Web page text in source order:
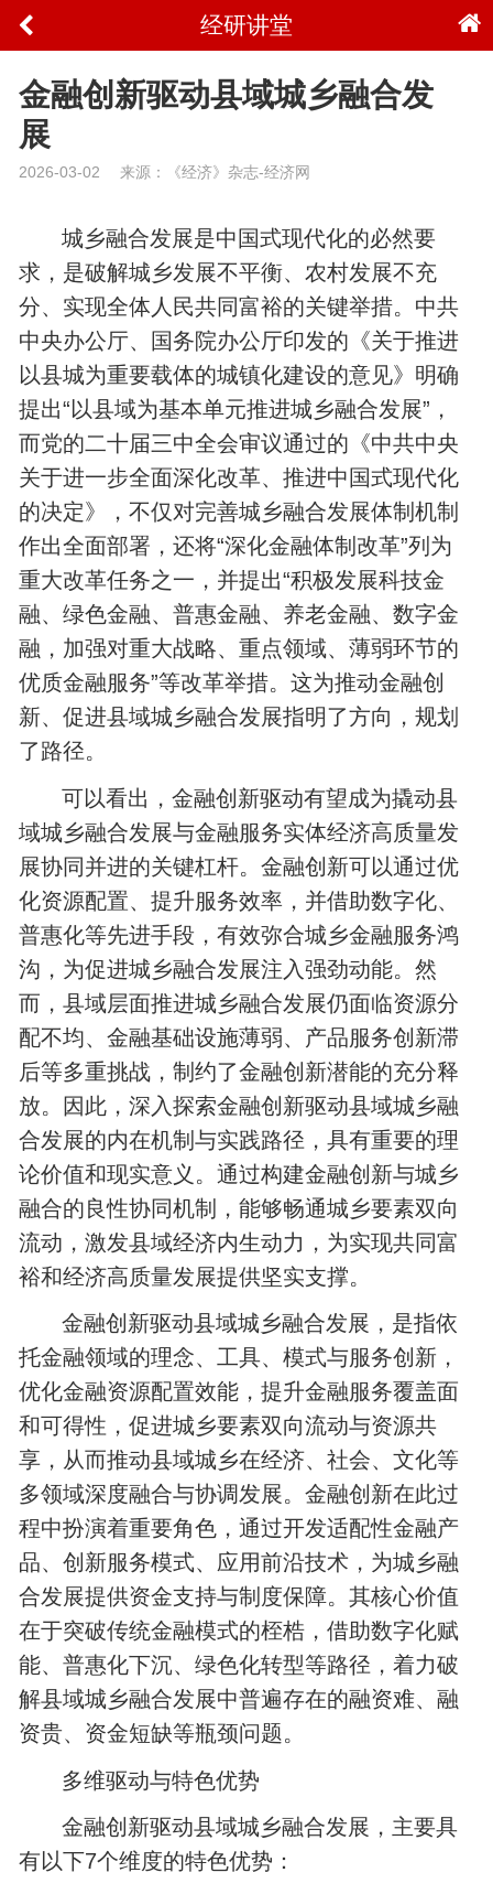
经研讲堂
金融创新驱动县域城乡融合发
展
2026-03-02 来源：《经济》杂志-经济网
城乡融合发展是中国式现代化的必然要
求，是破解城乡发展不平衡、农村发展不充
分、实现全体人民共同富裕的关键举措。中共
中央办公厅、国务院办公厅印发的《关于推进
以县城为重要载体的城镇化建设的意见》明确
提出“以县域为基本单元推进城乡融合发展”，
而党的二十届三中全会审议通过的《中共中央
关于进一步全面深化改革、推进中国式现代化
的决定》，不仅对完善城乡融合发展体制机制
作出全面部署，还将“深化金融体制改革”列为
重大改革任务之一，并提出“积极发展科技金
融、绿色金融、普惠金融、养老金融、数字金
融，加强对重大战略、重点领域、薄弱环节的
优质金融服务”等改革举措。这为推动金融创
新、促进县域城乡融合发展指明了方向，规划
了路径。
可以看出，金融创新驱动有望成为撬动县
域城乡融合发展与金融服务实体经济高质量发
展协同并进的关键杠杆。金融创新可以通过优
化资源配置、提升服务效率，并借助数字化、
普惠化等先进手段，有效弥合城乡金融服务鸿
沟，为促进城乡融合发展注入强劲动能。然
而，县域层面推进城乡融合发展仍面临资源分
配不均、金融基础设施薄弱、产品服务创新滞
后等多重挑战，制约了金融创新潜能的充分释
放。因此，深入探索金融创新驱动县域城乡融
合发展的内在机制与实践路径，具有重要的理
论价值和现实意义。通过构建金融创新与城乡
融合的良性协同机制，能够畅通城乡要素双向
流动，激发县域经济内生动力，为实现共同富
裕和经济高质量发展提供坚实支撑。
金融创新驱动县域城乡融合发展，是指依
托金融领域的理念、工具、模式与服务创新，
优化金融资源配置效能，提升金融服务覆盖面
和可得性，促进城乡要素双向流动与资源共
享，从而推动县域城乡在经济、社会、文化等
多领域深度融合与协调发展。金融创新在此过
程中扮演着重要角色，通过开发适配性金融产
品、创新服务模式、应用前沿技术，为城乡融
合发展提供资金支持与制度保障。其核心价值
在于突破传统金融模式的桎梏，借助数字化赋
能、普惠化下沉、绿色化转型等路径，着力破
解县域城乡融合发展中普遍存在的融资难、融
资贵、资金短缺等瓶颈问题。
多维驱动与特色优势
金融创新驱动县域城乡融合发展，主要具
有以下7个维度的特色优势：